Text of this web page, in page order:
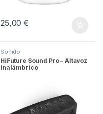
25,00€
Sonido
HiFuture Sound Pro – Altavoz
inalámbrico